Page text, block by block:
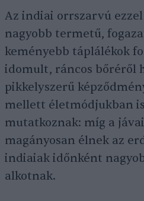
Az indiai orrszarvú
nagyobb termetű,
keményebb táplálékok
idomult, ráncos bőréről
pikkelyszerű
mellett életmódjukban
mutatkoznak: míg a jávai
magányosan élnek az
indiaiak időnként
alkotnak.